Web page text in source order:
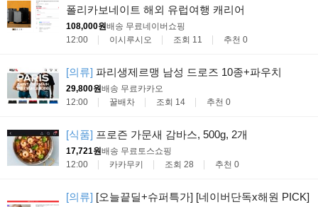
폴리카보네이트 해외 유럽여행 캐리어
108,000원배송 무료네이버쇼핑
12:00
이시루시오 조회 11 추천 0
[의류] 파리생제르맹 남성 드로즈 10종+파우치
29,800원배송 무료카카오
12:00
꿀배차 조회 14 추천 0
[식품] 프로즌 가문새 감바스, 500g, 2개
17,721원배송 무료토스쇼핑
12:00
카카무키 조회 28 추천 0
[의류] [오늘끝딜+슈퍼특가] [네이버단독x해원 PICK]